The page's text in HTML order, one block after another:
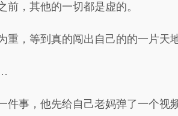
前，其他的一切都是虚的。
重，等到真的闯出自己的的一片天
件事，他先给自己老妈弹了一个视